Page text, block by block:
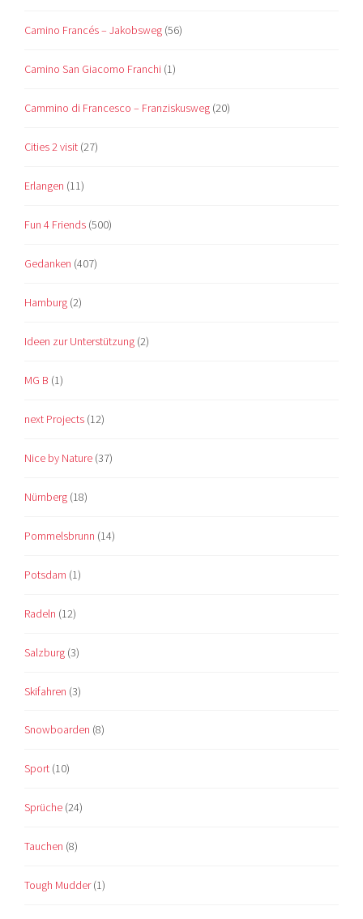
Camino Francés – Jakobsweg (56)
Camino San Giacomo Franchi (1)
Cammino di Francesco – Franziskusweg (20)
Cities 2 visit (27)
Erlangen (11)
Fun 4 Friends (500)
Gedanken (407)
Hamburg (2)
Ideen zur Unterstützung (2)
MG B (1)
next Projects (12)
Nice by Nature (37)
Nürnberg (18)
Pommelsbrunn (14)
Potsdam (1)
Radeln (12)
Salzburg (3)
Skifahren (3)
Snowboarden (8)
Sport (10)
Sprüche (24)
Tauchen (8)
Tough Mudder(1)